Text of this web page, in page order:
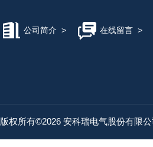
公司简介 > 在线留言>
版权所有©2026 安科瑞电气股份有限